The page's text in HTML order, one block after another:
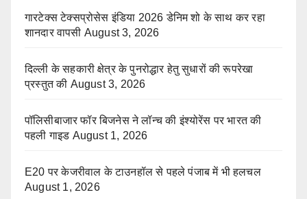
गारटेक्स टेक्सप्रोसेस इंडिया 2026 डेनिम शो के साथ कर रहा
शानदार वापसी August 3, 2026
दिल्ली के सहकारी क्षेत्र के पुनरोद्धार हेतु सुधारों की रूपरेखा
प्रस्तुत की August 3, 2026
पॉलिसीबाजार फॉर बिजनेस ने लॉन्च की इंश्योरेंस पर भारत की
पहली गाइड August 1, 2026
E20 पर केजरीवाल के टाउनहॉल से पहले पंजाब में भी हलचल
August 1, 2026